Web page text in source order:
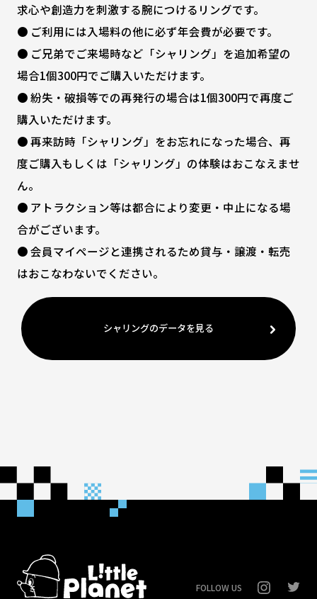
求心や創造力を刺激する腕につけるリングです。
● ご利用には入場料の他に必ず年会費が必要です。
● ご兄弟でご来場時など「シャリング」を追加希望の
場合1個300円でご購入いただけます。
● 紛失・破損等での再発行の場合は1個300円で再度ご
購入いただけます。
● 再来訪時「シャリング」をお忘れになった場合、再
度ご購入もしくは「シャリング」の体験はおこなえませ
ん。
● アトラクション等は都合により変更・中止になる場
合がございます。
● 会員マイページと連携されるため貸与・譲渡・転売
はおこなわないでください。
シャリングのデータを見る
FOLLOW US